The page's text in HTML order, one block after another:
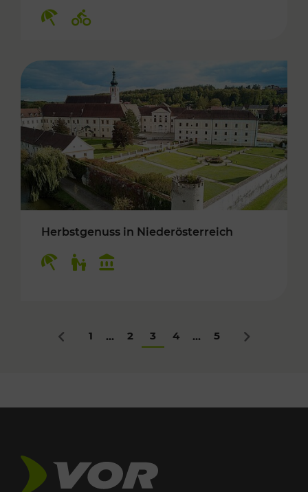
Herbstgenuss in Niederösterreich
Zurück
1 ... 2 3 4 ... 5 Nächstes